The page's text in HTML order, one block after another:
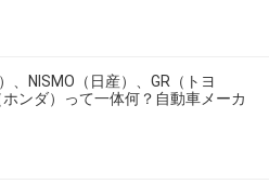
、NISMO（日産）、GR（トヨ
ホンダ）って一体何？自動車メーカ